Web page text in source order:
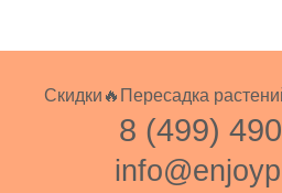
Скидки🔥 Пересадка
8 (499)